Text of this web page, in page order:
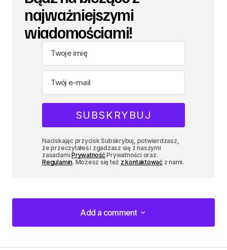
najważniejszymi
wiadomościami!
Naciskając przycisk Subskrybuj, potwierdzasz,
że przeczytałeś i zgadzasz się z naszymi
zasadamiPrywatnośćPrywatności oraz.
Regulamin. Możesz się też z kontaktowaćz nami.
Add a comment
Add a comment